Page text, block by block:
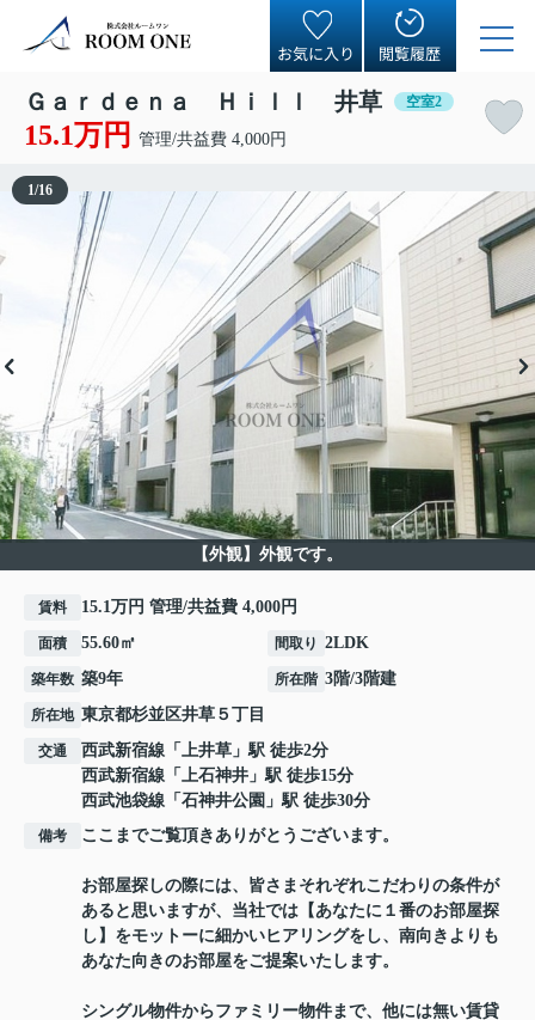
お気に入り 閲覧履歴
Ｇａｒｄｅｎａ Ｈｉｌｌ 井草 空室2
15.1万円 管理/共益費 4,000円
【外観】外観です。
1/16
賃料 15.1万円 管理/共益費 4,000円
面積 55.60㎡ 間取り 2LDK
築年数 築9年 所在階 3階/3階建
所在地 東京都杉並区井草 ５丁目
交通 西武新宿線 「 上井草 」駅 徒歩2分
西武新宿線 「 上石神井 」駅 徒歩15分
西武池袋線 「 石神井公園 」駅 徒歩30分
備考 ここまでご覧頂きありがとうございます。
お部屋探しの際には、皆さまそれぞれこだわりの条件が
あると思いますが、当社では【あなたに１番のお部屋探
し】をモットーに細かいヒアリングをし、南向きよりも
あなた向きのお部屋をご提案いたします。
シングル物件からファミリー物件まで、他には無い賃貸